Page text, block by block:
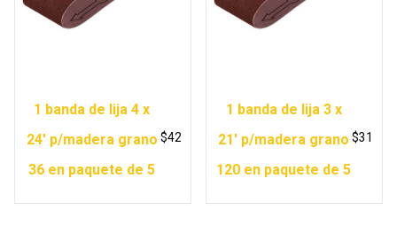
1 banda de lija 4 x
24′ p/madera grano
36 en paquete de 5
$42
1 banda de lija 3 x
21′ p/madera grano
120 en paquete de 5
$31